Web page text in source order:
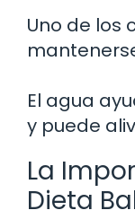
Uno de los
El agua
y puede
La
Dieta